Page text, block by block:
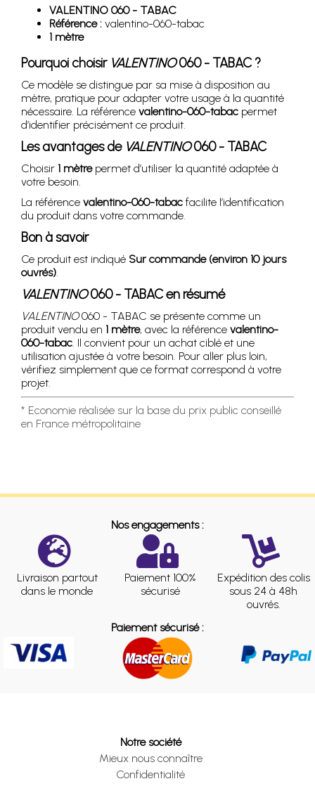
VALENTINO 060 - TABAC
Référence : valentino-060-tabac
1 mètre
Pourquoi choisir VALENTINO060 - TABAC ?
Ce modèle se distingue par sa mise à disposition au
mètre, pratique pour adapter votre usage à la quantité
nécessaire. La référence valentino-060-tabac permet
d’identifier précisément ce produit.
Les avantages de VALENTINO060 - TABAC
Choisir 1 mètrepermet d’utiliser la quantité adaptée à
votre besoin.
La référence valentino-060-tabac facilite l’identification
du produit dans votre commande.
Bon à savoir
Ce produit est indiqué Sur commande (environ 10 jours
ouvrés)
VALENTINO060 - TABAC en résumé
VALENTINO060 - TABAC se présente comme un
produit vendu en 1 mètre, avec la référence valentino-
060-tabac . Il convient pour un achat ciblé et une
utilisation ajustée à votre besoin. Pour aller plus loin,
vérifiez simplement que ce format correspond à votre
projet.
* Economie réalisée sur la base du prix public conseillé
en France métropolitaine
Nos engagements :
Livraison partout
dans le monde
Paiement 100%
sécurisé
Expédition des colis
sous 24 à 48h
ouvrés.
Paiement sécurisé :
Notre société
Mieux nous connaître
Confidentialité